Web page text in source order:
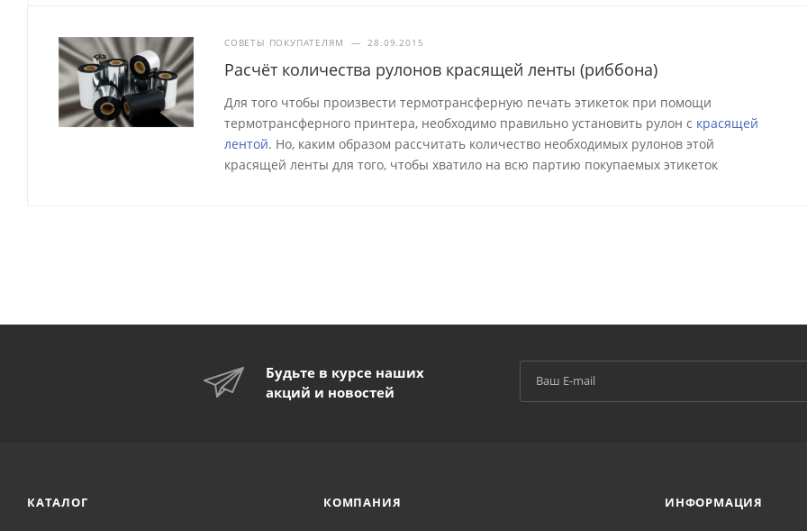
СОВЕТЫ ПОКУПАТЕЛЯМ — 28.09.2015
Расчёт количества рулонов красящей ленты (риббона)
Для того чтобы произвести термотрансферную печать этикеток при помощи
термотрансферного принтера, необходимо правильно установить рулон с красящей
лентой. Но, каким образом рассчитать количество необходимых рулонов этой
красящей ленты для того, чтобы хватило на всю партию покупаемых этикеток
Будьте в курсе наших
акций и новостей
КАТАЛОГ КОМПАНИЯ ИНФОРМАЦИЯ